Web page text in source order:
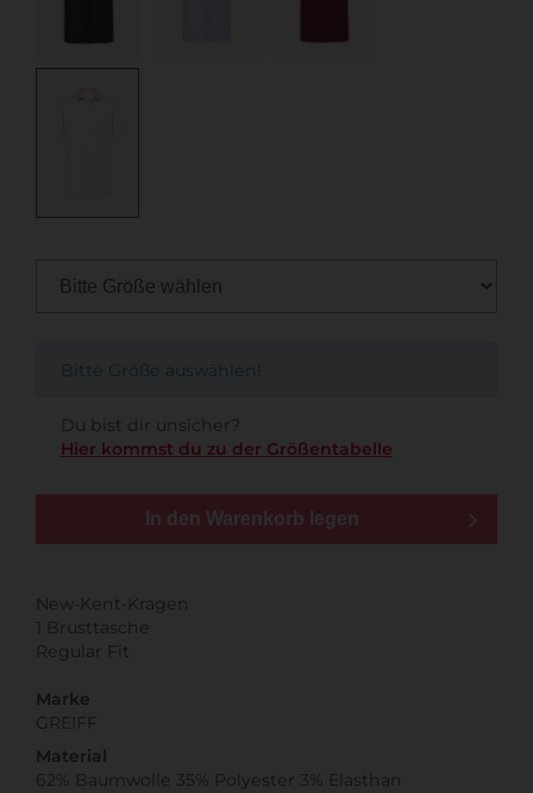
Bitte Größe auswählen!
Du bist dir unsicher?
Hier kommst du zu der Größentabelle
In den Warenkorb legen
New-Kent-Kragen
1 Brusttasche
Regular Fit
Marke
GREIFF
Material
62% Baumwolle 35% Polyester 3% Elasthan